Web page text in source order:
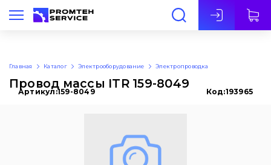
Рус
Главная Каталог Электрооборудование Электропроводка
Провод массы ITR 159-8049
Артикул:159-8049 Код:193965